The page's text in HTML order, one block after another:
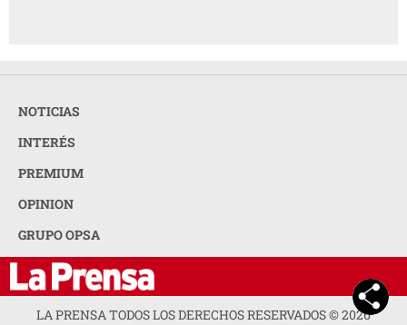
NOTICIAS
INTERÉS
PREMIUM
OPINION
GRUPO OPSA
LA PRENSA TODOS LOS DERECHOS RESERVADOS ©2026